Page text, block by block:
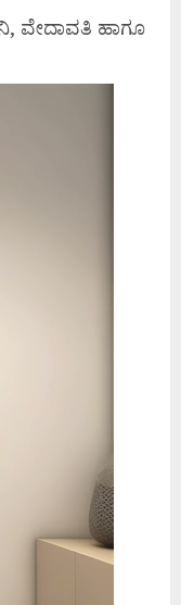
ವೇದಾವತಿ ಹಾಗೂ